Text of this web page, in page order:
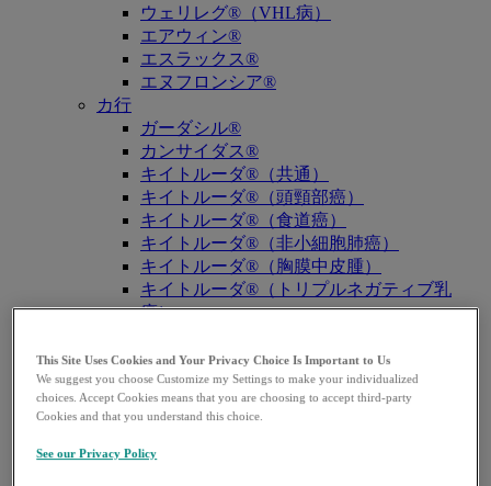
ウェリレグ®（VHL病）
エアウィン®
エスラックス®
エヌフロンシア®
カ行
ガーダシル®
カンサイダス®
キイトルーダ®（共通）
キイトルーダ®（頭頸部癌）
キイトルーダ®（食道癌）
キイトルーダ®（非小細胞肺癌）
キイトルーダ®（胸膜中皮腫）
キイトルーダ®（トリプルネガティブ乳
癌）
キイトルーダ®（胆道癌）
キイトルーダ®（腎細胞癌）
キイトルーダ®（尿路上皮癌）
キイトルーダ®（子宮頸癌）
This Site Uses Cookies and Your Privacy Choice Is Important to Us
We suggest you choose Customize my Settings to make your individualized
choices. Accept Cookies means that you are choosing to accept third-party
Cookies and that you understand this choice.
See our Privacy Policy